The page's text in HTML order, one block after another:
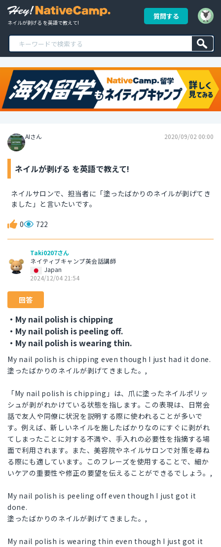
ネイルが剥げる を英語で教えて!
質問する
AIさん 2020/09/02 00:00
ネイルが剥げる を英語で教えて!
ネイルサロンで、担当者に「塗ったばかりのネイルが剥げてき
ました」と言いたいです。
0 722
Taki0207さん
ネイティブキャンプ英会話講師
Japan
2024/12/04 21:54
回答
・My nail polish is chipping
・My nail polish is peeling off.
・My nail polish is wearing thin.
My nail polish is chipping even though I just had it done.
塗ったばかりのネイルが剥げてきました。,
「My nail polish is chipping」は、爪に塗ったネイルポリッ
シュが剥がれかけている状態を指します。この表現は、日常会
話で友人や同僚に状況を説明する際に使われることが多いで
す。例えば、新しいネイルを施したばかりなのにすぐに剥がれ
てしまったことに対する不満や、手入れの必要性を指摘する場
面で利用されます。また、美容院やネイルサロンで対策を尋ね
る際にも適しています。このフレーズを使用することで、細か
いケアの重要性や修正の要望を伝えることができるでしょう。,
My nail polish is peeling off even though I just got it
done.
塗ったばかりのネイルが剥げてきました。,
My nail polish is wearing thin even though I just got it